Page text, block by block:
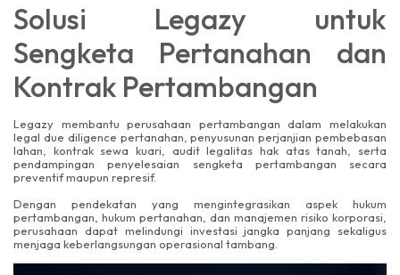
Solusi Legazy untuk
Sengketa Pertanahan dan
Kontrak Pertambangan
Legazy membantu perusahaan pertambangan dalam melakukan
legal due diligence pertanahan, penyusunan perjanjian pembebasan
lahan, kontrak sewa kuari, audit legalitas hak atas tanah, serta
pendampingan penyelesaian sengketa pertambangan secara
preventif maupun represif.
Dengan pendekatan yang mengintegrasikan aspek hukum
pertambangan, hukum pertanahan, dan manajemen risiko korporasi,
perusahaan dapat melindungi investasi jangka panjang sekaligus
menjaga keberlangsungan operasional tambang.